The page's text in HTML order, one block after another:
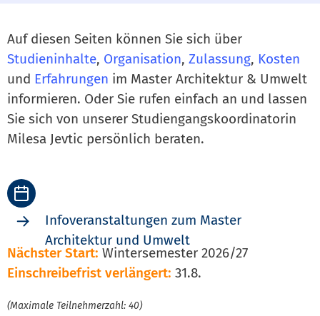
Auf diesen Seiten können Sie sich über
Studieninhalte, Organisation, Zulassung, Kosten
und Erfahrungen im Master Architektur & Umwelt
informieren. Oder Sie rufen einfach an und lassen
Sie sich von unserer Studiengangskoordinatorin
Milesa Jevtic persönlich beraten.
Infoveranstaltungen zum Master
Architektur und Umwelt
Nächster Start: Wintersemester 2026/27
Einschreibefrist verlängert: 31.8.
(Maximale Teilnehmerzahl: 40)